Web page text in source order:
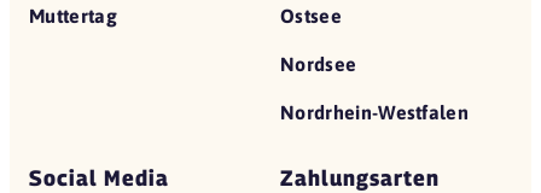
Muttertag Ostsee
Nordsee
Nordrhein-Westfalen
Social Media Zahlungsarten